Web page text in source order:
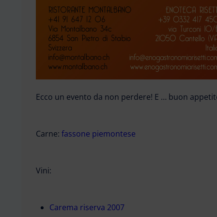
Ecco un evento da non perdere! E … buon
Carne: fassone piemontese
Vini:
Carema riserva 2007